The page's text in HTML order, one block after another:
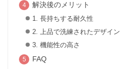
解決後のメリット
1. 長持ちする耐久性
2. 上品で洗練されたデザイン
3. 機能性の高さ
FAQ